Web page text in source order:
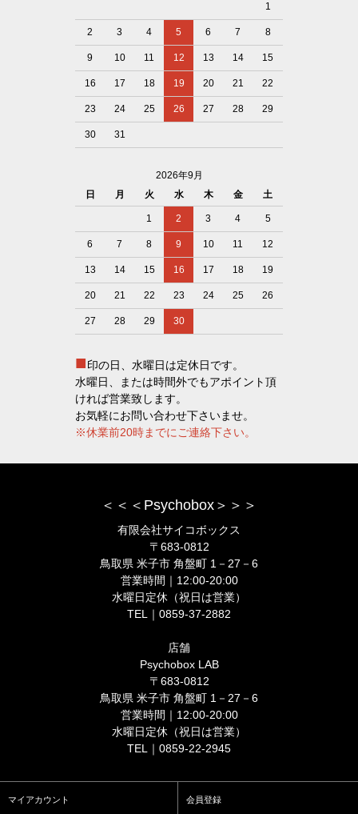
1
2 3 4 5 6 7 8
9 10 11 12 13 14 15
16 17 18 19 20 21 22
23 24 25 26 27 28 29
30 31
2026年9月
日
月 火 水 木 金 土
1 2 3 4 5
6 7 8 9 10 11 12
13 14 15 16 17 18 19
20 21 22 23 24 25 26
27 28 29 30
■印の日、水曜日は定休日です。
水曜日、または時間外でもアポイント頂
ければ営業致します。
お気軽にお問い合わせ下さいませ。
※休業前20時までにご連絡下さい。
＜＜＜Psychobox＞＞＞
有限会社サイコボックス
〒683-0812
鳥取県 米子市 角盤町 1－27－6
営業時間｜12:00-20:00
水曜日定休（祝日は営業）
TEL｜0859-37-2882
店舗
Psychobox LAB
〒683-0812
鳥取県 米子市 角盤町 1－27－6
営業時間｜12:00-20:00
水曜日定休（祝日は営業）
TEL｜0859-22-2945
マイアカウント 会員登録